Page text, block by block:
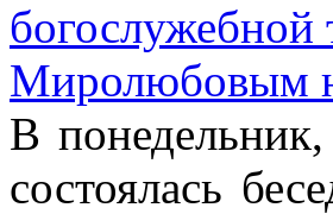
Миролюбовым
В
состоялась